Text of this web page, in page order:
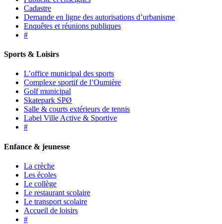
Cadastre
Demande en ligne des autorisations d’urbanisme
Enquêtes et réunions publiques
#
Sports & Loisirs
L’office municipal des sports
Complexe sportif de l’Oumière
Golf municipal
Skatepark SPØ
Salle & courts extérieurs de tennis
Label Ville Active & Sportive
#
Enfance & jeunesse
La crèche
Les écoles
Le collège
Le restaurant scolaire
Le transport scolaire
Accueil de loisirs
#